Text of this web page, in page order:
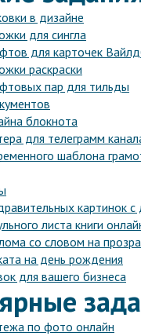
в дизайне
для сингла
для карточек
раскраски
пар для тильды
блокнота
для телеграмм
шаблона
картинок
листа книги
со словом на
на день рождения
для вашего бизнеса
по фото онлайн